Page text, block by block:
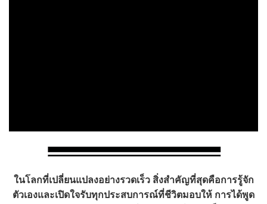
ในโลกที่เปลี่ยนแปลงอย่างรวดเร็ว สิ่งสำคัญที่สุดคือการรู้จัก
ตัวเองและเปิดใจรับทุกประสบการณ์ที่ชีวิตมอบให้ การได้พูด